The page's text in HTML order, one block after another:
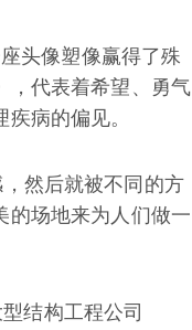
头像塑像赢得了殊
，代表着希望、勇气
病的偏见。
然后就被不同的方
的场地来为人们做一
结构工程公司